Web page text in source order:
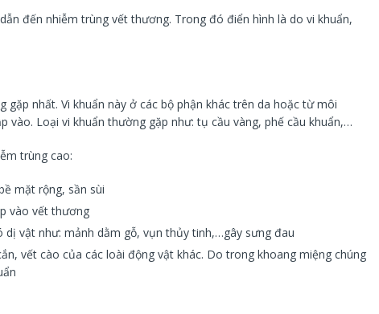
đến nhiễm trùng vết thương. Trong đó điển hình là do vi khuẩn,
gặp nhất. Vi khuẩn này ở các bộ phận khác trên da hoặc từ môi
vào. Loại vi khuẩn thường gặp như: tụ cầu vàng, phế cầu khuẩn,…
trùng cao:
mặt rộng, sần sùi
vào vết thương
dị vật như: mảnh dằm gỗ, vụn thủy tinh,…gây sưng đau
vết cào của các loài động vật khác. Do trong khoang miệng chúng